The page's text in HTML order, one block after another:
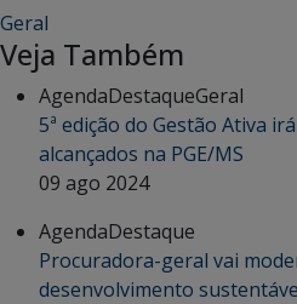
Geral
Veja Também
AgendaDestaqueGeral
5ª edição do Gestão Ativa
alcançados na PGE/MS
09 ago 2024
AgendaDestaque
Procuradora-geral vai
desenvolvimento